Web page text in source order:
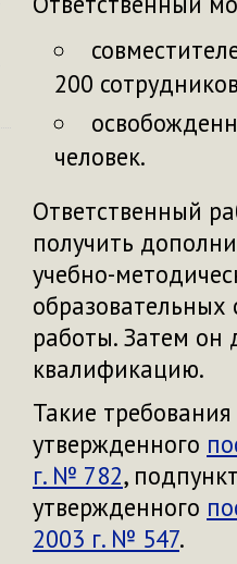
200
человек.
Ответственный
получить
учебно-
образовательных
работы. Затем он
квалификацию.
Такие
утвержденного
г. № 782,
утвержденного
2003 г. № 547.